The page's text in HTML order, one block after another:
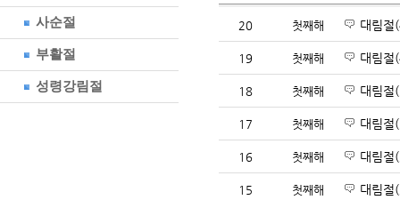
사순절
부활절
성령강림절
20 첫째해 대림절
19 첫째해 대림절
18 첫째해 대림절
17 첫째해 대림절
16 첫째해 대림절
15 첫째해 대림절